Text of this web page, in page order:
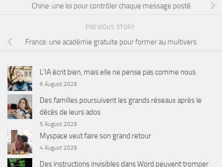
Chine: une loi pour contrôler chaque message posté
PREVIOUS STORY
France: une académie gratuite pour former au multivers
L’IA écrit bien, mais elle ne pense pas comme nous
6 August 2026
Des familles poursuivent les grands réseaux après le
décès de leurs ados
5 August 2026
Myspace veut faire son grand retour
4 August 2026
Des instructions invisibles dans Word peuvent tromper